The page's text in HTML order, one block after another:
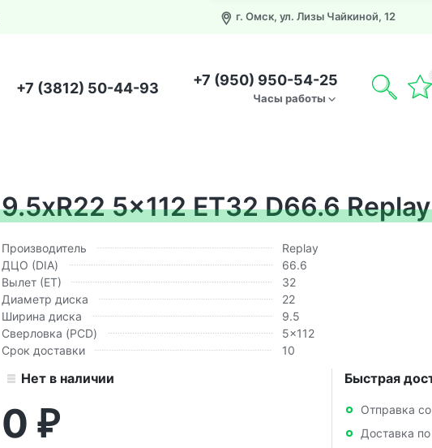
г. Омск, ул. Лизы Чайкиной, 12
+7 (3812) 50-44-93 +7 (950) 950-54-25
Часы работы
9.5xR22 5x112 ET32 D66.6
Производитель
Replay
ДЦО (DIA)
66.6
Вылет (ЕТ)
32
Диаметр диска
22
Ширина диска
9.5
Сверловка (PCD)
5x112
Срок доставки
10
Нет в наличии
0 ₽
Быстрая
Отправка
Доставка